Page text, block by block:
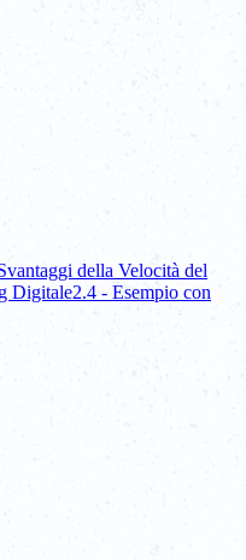
della Velocità del
Digitale2.4 - Esempio con